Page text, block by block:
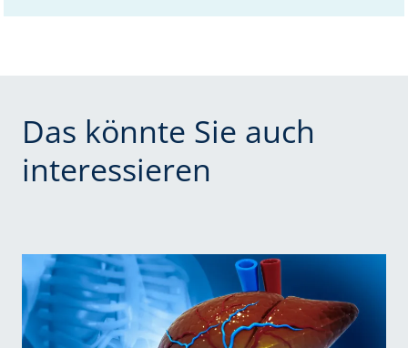
Das könnte Sie auch
interessieren